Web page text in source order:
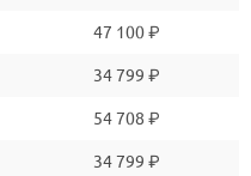
47 100 ₽
34 799 ₽
54 708 ₽
34 799 ₽